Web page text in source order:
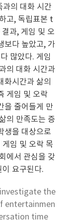
과의 대화 시간
고, 독립표본 t
과, 게임 및 오
보다 높았고, 가
많았다. 게임
의 대화 시간과
화시간과 삶의
게임 및 오락
을 줄어들게 만
의 만족도는 증
생을 대상으로
임 및 오락 목
에서 관심을 갖
요구된다.
the
entertainmen
time